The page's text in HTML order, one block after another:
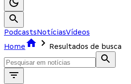
PodcastsNotíciasVídeos
Home
Resultados de busca